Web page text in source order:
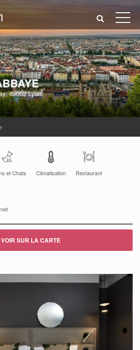
69002 Lyon
et Chats Climatisation Restaurant
VOIR SUR LA CARTE